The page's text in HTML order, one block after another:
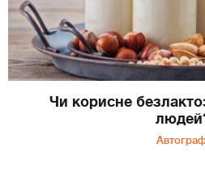
Чи корисне